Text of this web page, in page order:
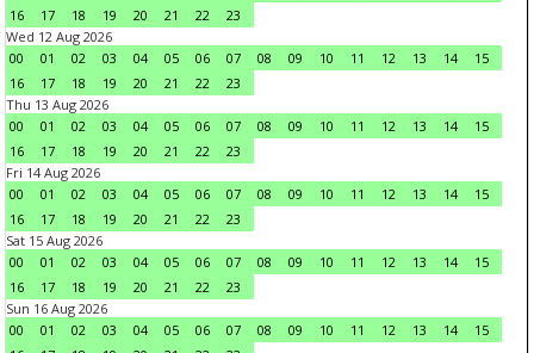
16
17 18 19 20 21 22
23
Wed 12 Aug 2026
00
01 02 03 04 05 06 07 08 09 10 11 12 13 14
15
16
17 18 19 20 21 22
23
Thu 13 Aug 2026
00
01 02 03 04 05 06 07 08 09 10 11 12 13 14
15
16
17 18 19 20 21 22
23
Fri 14 Aug 2026
00
01 02 03 04 05 06 07 08 09 10 11 12 13 14
15
16
17 18 19 20 21 22
23
Sat 15 Aug 2026
00
01 02 03 04 05 06 07 08 09 10 11 12 13 14
15
16
17 18 19 20 21 22
23
Sun 16 Aug 2026
00
01 02 03 04 05 06 07 08 09 10 11 12 13 14
15